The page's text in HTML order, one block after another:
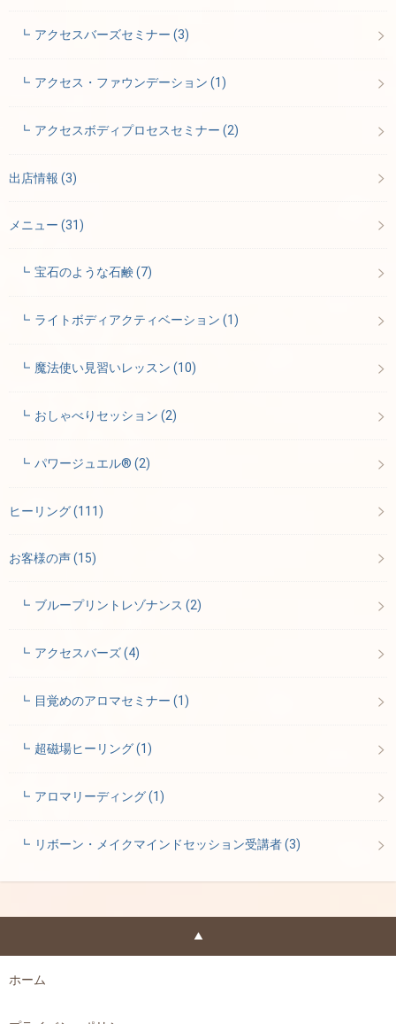
アクセスバーズセミナー(3)
アクセス・ファウンデーション(1)
アクセスボディプロセスセミナー(2)
出店情報 (3)
メニュー (31)
宝石のような石鹸(7)
ライトボディアクティベーション(1)
魔法使い見習いレッスン(10)
おしゃべりセッション(2)
パワージュエル®(2)
ヒーリング(111)
お客様の声(15)
ブループリントレゾナンス(2)
アクセスバーズ(4)
目覚めのアロマセミナー(1)
超磁場ヒーリング(1)
アロマリーディング(1)
リボーン・メイクマインドセッション受講者(3)
ホーム